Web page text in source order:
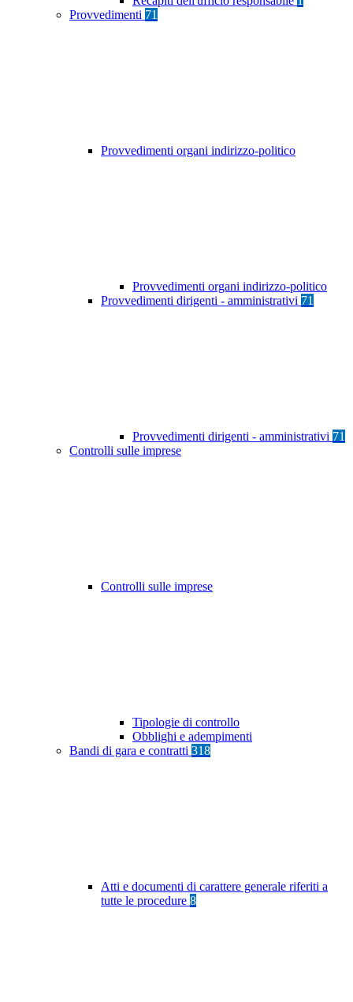
Provvedimenti 71
Provvedimenti organi indirizzo-politico
Provvedimenti organi indirizzo-politico
Provvedimenti dirigenti - amministrativi 71
Provvedimenti dirigenti - amministrativi 71
Controlli sulle imprese
Controlli sulle imprese
Tipologie di controllo
Obblighi e adempimenti
Bandi di gara e contratti 318
Atti e documenti di carattere generale riferiti a
tutte le procedure 8